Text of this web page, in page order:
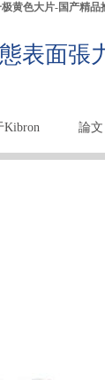
黄色大片-国产精品
表面張
Kibron 論文